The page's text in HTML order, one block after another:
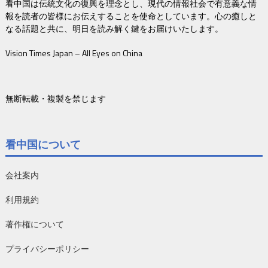
看中国は伝統文化の復興を理念とし、現代の情報社会で有意義な情
報を読者の皆様にお伝えすることを使命としています。心の癒しと
なる話題と共に、明日を読み解く鍵をお届けいたします。
Vision Times Japan – All Eyes on China
無断転載・複製を禁じます
看中国について
会社案内
利用規約
著作権について
プライバシーポリシー